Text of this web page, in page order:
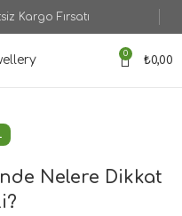
Kargo Fırsatı
0
₺0,00
Nelere Dikkat